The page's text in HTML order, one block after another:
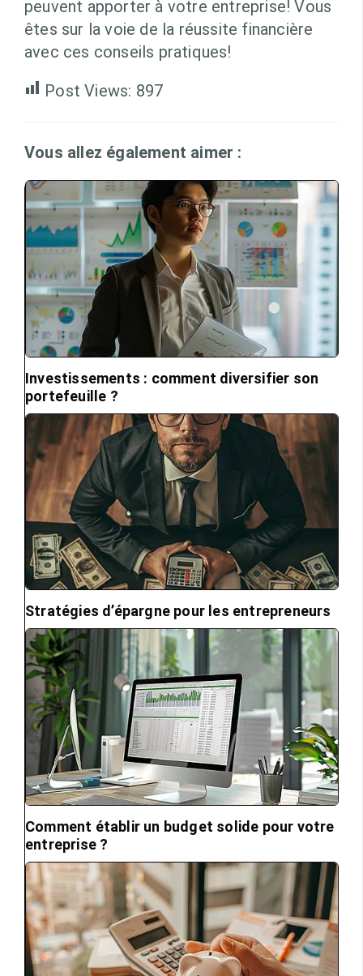
peuvent apporter à votre entreprise! Vous
êtes sur la voie de la réussite financière
avec ces conseils pratiques!
Post Views: 897
Vous allez également aimer :
Investissements : comment diversifier son
portefeuille ?
Stratégies d’épargne pour les entrepreneurs
Comment établir un budget solide pour votre
entreprise ?